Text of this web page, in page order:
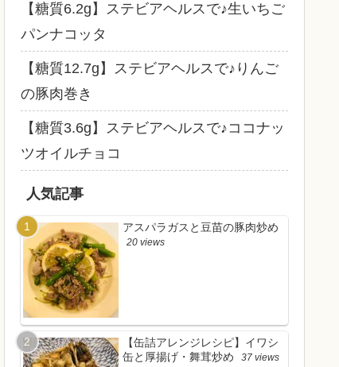
【糖質6.2g】ステビアヘルスで♪生いちご
パンナコッタ
【糖質12.7g】ステビアヘルスで♪りんご
の豚肉巻き
【糖質3.6g】ステビアヘルスで♪ココナッ
ツオイルチョコ
人気記事
アスパラガスと豆苗の豚肉炒め
20 views
【缶詰アレンジレシピ】イワシ
缶と厚揚げ・舞茸炒め
37 views